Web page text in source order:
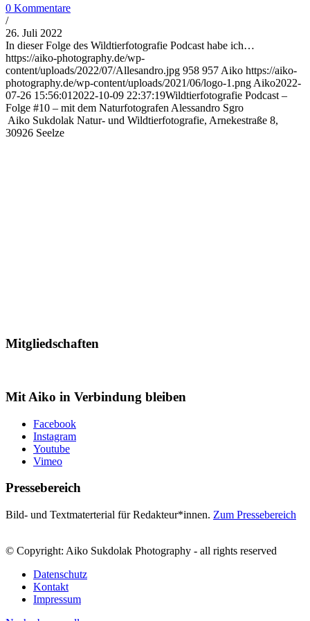
0 Kommentare
/
26. Juli 2022
In dieser Folge des Wildtierfotografie Podcast habe ich…
https://aiko-photography.de/wp-
content/uploads/2022/07/Allesandro.jpg 958 957 Aiko https://aiko-
photography.de/wp-content/uploads/2021/06/logo-1.png Aiko2022-
07-26 15:56:01 2022-10-09 22:37:19Wildtierfotografie Podcast –
Folge #10 – mit dem Naturfotografen Alessandro Sgro
Aiko Sukdolak Natur- und Wildtierfotografie, Arnekestraße 8,
30926 Seelze
Mitgliedschaften
Mit Aiko in Verbindung bleiben
Facebook
Instagram
Youtube
Vimeo
Pressebereich
Bild- und Textmaterterial für Redakteur*innen. Zum Pressebereich
© Copyright: Aiko Sukdolak Photography - all rights reserved
Datenschutz
Kontakt
Impressum